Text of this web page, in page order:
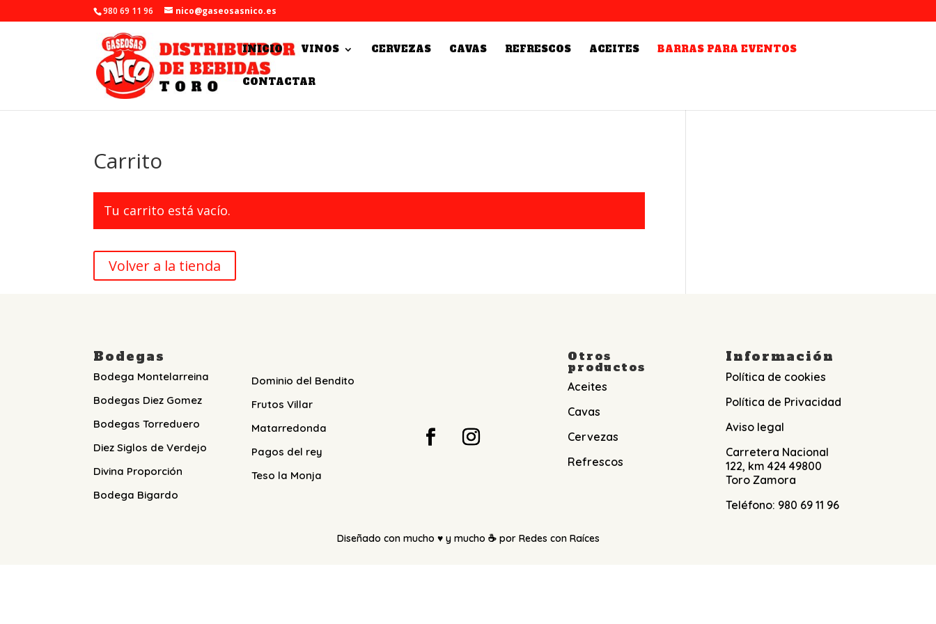
980 69 11 96 nico@gaseosasnico.es
INICIO VINOS CERVEZAS CAVAS REFRESCOS ACEITES BARRAS PARA EVENTOS
CONTACTAR
Carrito
Tu carrito está vacío.
Volver a la tienda
Bodegas
Bodega Montelarreina
Bodegas Diez Gomez
Bodegas Torreduero
Diez Siglos de Verdejo
Divina Proporción
Bodega Bigardo
Dominio del Bendito
Frutos Villar
Matarredonda
Pagos del rey
Teso la Monja
Otros
productos
Aceites
Cavas
Cervezas
Refrescos
Información
Política de cookies
Política de Privacidad
Aviso legal
Carretera Nacional
122, km 424 49800
Toro Zamora
Teléfono: 980 69 11 96
Diseñado con mucho ♥️ y mucho ☕️ por Redes con Raíces